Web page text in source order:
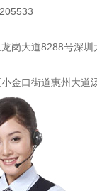
岗大道8288号深圳
金口街道惠州大道